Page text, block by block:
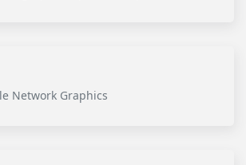
Network Graphics